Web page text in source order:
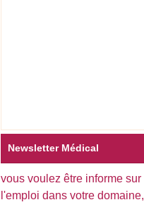
Newsletter Médical
vous voulez être informe sur
l'emploi dans votre domaine,